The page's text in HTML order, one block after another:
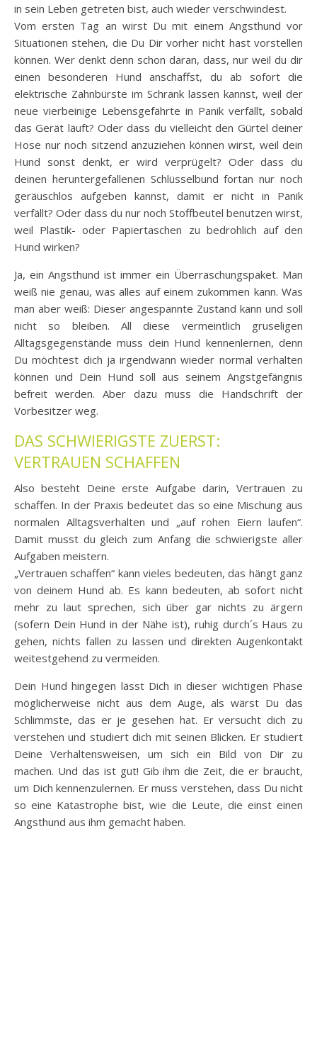
in sein Leben getreten bist, auch wieder verschwindest.
Vom ersten Tag an wirst Du mit einem Angsthund vor
Situationen stehen, die Du Dir vorher nicht hast vorstellen
können. Wer denkt denn schon daran, dass, nur weil du dir
einen besonderen Hund anschaffst, du ab sofort die
elektrische Zahnbürste im Schrank lassen kannst, weil der
neue vierbeinige Lebensgefährte in Panik verfällt, sobald
das Gerät läuft? Oder dass du vielleicht den Gürtel deiner
Hose nur noch sitzend anzuziehen können wirst, weil dein
Hund sonst denkt, er wird verprügelt? Oder dass du
deinen heruntergefallenen Schlüsselbund fortan nur noch
geräuschlos aufgeben kannst, damit er nicht in Panik
verfällt? Oder dass du nur noch Stoffbeutel benutzen wirst,
weil Plastik- oder Papiertaschen zu bedrohlich auf den
Hund wirken?
Ja, ein Angsthund ist immer ein Überraschungspaket. Man
weiß nie genau, was alles auf einem zukommen kann. Was
man aber weiß: Dieser angespannte Zustand kann und soll
nicht so bleiben. All diese vermeintlich gruseligen
Alltagsgegenstände muss dein Hund kennenlernen, denn
Du möchtest dich ja irgendwann wieder normal verhalten
können und Dein Hund soll aus seinem Angstgefängnis
befreit werden. Aber dazu muss die Handschrift der
Vorbesitzer weg.
DAS SCHWIERIGSTE ZUERST:
VERTRAUEN SCHAFFEN
Also besteht Deine erste Aufgabe darin, Vertrauen zu
schaffen. In der Praxis bedeutet das so eine Mischung aus
normalen Alltagsverhalten und „auf rohen Eiern laufen“.
Damit musst du gleich zum Anfang die schwierigste aller
Aufgaben meistern.
„Vertrauen schaffen“ kann vieles bedeuten, das hängt ganz
von deinem Hund ab. Es kann bedeuten, ab sofort nicht
mehr zu laut sprechen, sich über gar nichts zu ärgern
(sofern Dein Hund in der Nähe ist), ruhig durch´s Haus zu
gehen, nichts fallen zu lassen und direkten Augenkontakt
weitestgehend zu vermeiden.
Dein Hund hingegen lässt Dich in dieser wichtigen Phase
möglicherweise nicht aus dem Auge, als wärst Du das
Schlimmste, das er je gesehen hat. Er versucht dich zu
verstehen und studiert dich mit seinen Blicken. Er studiert
Deine Verhaltensweisen, um sich ein Bild von Dir zu
machen. Und das ist gut! Gib ihm die Zeit, die er braucht,
um Dich kennenzulernen. Er muss verstehen, dass Du nicht
so eine Katastrophe bist, wie die Leute, die einst einen
Angsthund aus ihm gemacht haben.